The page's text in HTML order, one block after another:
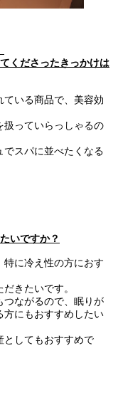
くださったきっかけは
ている商品で、美容効
扱っていらっしゃるの
でスパに並べたくなる
いですか？
特に冷え性の方におす
きたいです。
つながるので、眠りが
方にもおすすめしたい
としてもおすすめで